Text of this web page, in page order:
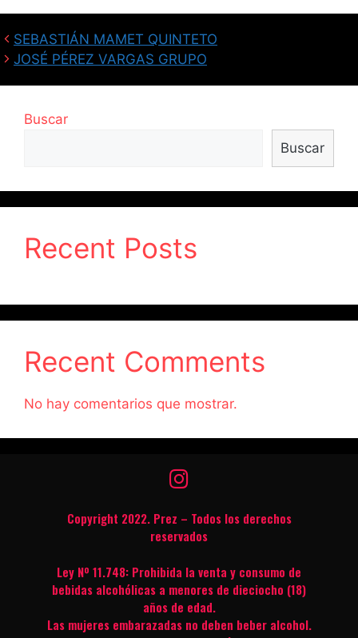
SEBASTIÁN MAMET QUINTETO
JOSÉ PÉREZ VARGAS GRUPO
Buscar
Buscar
Recent Posts
Recent Comments
No hay comentarios que mostrar.
Copyright 2022. Prez – Todos los derechos
reservados
Ley Nº 11.748: Prohibida la venta y consumo de
bebidas alcohólicas a menores de dieciocho (18)
años de edad.
Las mujeres embarazadas no deben beber alcohol.